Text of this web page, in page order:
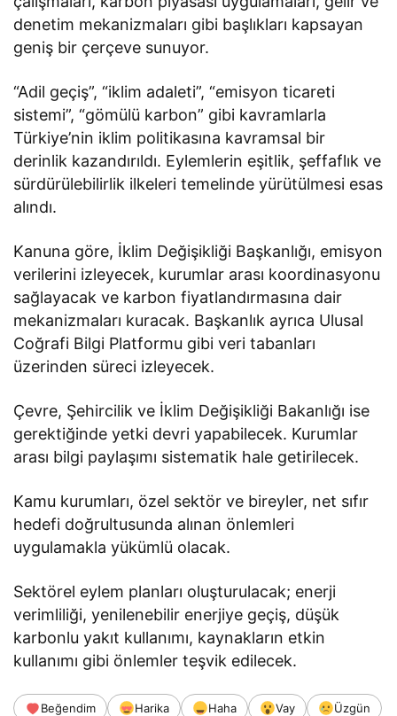
denetim mekanizmaları gibi başlıkları kapsayan
geniş bir çerçeve sunuyor.
“Adil geçiş”, “iklim adaleti”, “emisyon ticareti
sistemi”, “gömülü karbon” gibi kavramlarla
Türkiye’nin iklim politikasına kavramsal bir
derinlik kazandırıldı. Eylemlerin eşitlik, şeffaflık ve
sürdürülebilirlik ilkeleri temelinde yürütülmesi esas
alındı.
Kanuna göre, İklim Değişikliği Başkanlığı, emisyon
verilerini izleyecek, kurumlar arası koordinasyonu
sağlayacak ve karbon fiyatlandırmasına dair
mekanizmaları kuracak. Başkanlık ayrıca Ulusal
Coğrafi Bilgi Platformu gibi veri tabanları
üzerinden süreci izleyecek.
Çevre, Şehircilik ve İklim Değişikliği Bakanlığı ise
gerektiğinde yetki devri yapabilecek. Kurumlar
arası bilgi paylaşımı sistematik hale getirilecek.
Kamu kurumları, özel sektör ve bireyler, net sıfır
hedefi doğrultusunda alınan önlemleri
uygulamakla yükümlü olacak.
Sektörel eylem planları oluşturulacak; enerji
verimliliği, yenilenebilir enerjiye geçiş, düşük
karbonlu yakıt kullanımı, kaynakların etkin
kullanımı gibi önlemler teşvik edilecek.
Beğendim Harika Haha Vay
Üzgün